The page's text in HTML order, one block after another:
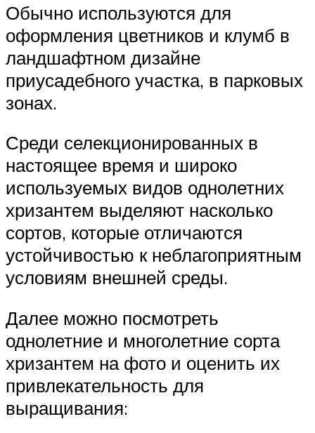
Обычно используются для
оформления цветников и клумб в
ландшафтном дизайне
приусадебного участка, в парковых
зонах.
Среди селекционированных в
настоящее время и широко
используемых видов однолетних
хризантем выделяют насколько
сортов, которые отличаются
устойчивостью к неблагоприятным
условиям внешней среды.
Далее можно посмотреть
однолетние и многолетние сорта
хризантем на фото и оценить их
привлекательность для
выращивания: